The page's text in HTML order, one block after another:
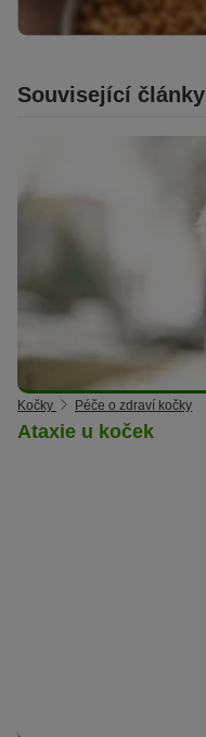
Související články
Kočky Péče o zdraví kočky
Ataxie u koček